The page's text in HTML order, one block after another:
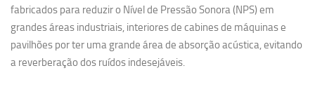
fabricados para reduzir o Nível de Pressão Sonora (NPS) em
grandes áreas industriais, interiores de cabines de máquinas e
pavilhões por ter uma grande área de absorção acústica, evitando
a reverberação dos ruídos indesejáveis.